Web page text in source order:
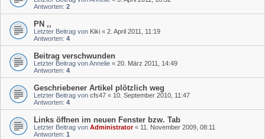
Antworten: 2
PN ,,
Letzter Beitrag von Kiki « 2. April 2011, 11:19
Antworten: 4
Beitrag verschwunden
Letzter Beitrag vonAnnelie « 20. März 2011, 14:49
Antworten: 4
Geschriebener Artikel plötzlich weg
Letzter Beitrag von cfs47 « 10. September 2010, 11:47
Antworten: 4
Links öffnen im neuen Fenster bzw. Tab
Letzter Beitrag von Administrator« 11. November 2009, 08:11
Antworten: 1